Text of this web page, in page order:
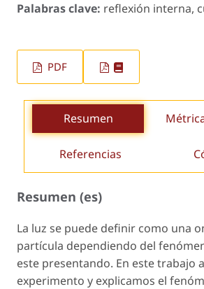
Palabras clave: reflexión interna,
PDF
Resumen
Referencias
Resumen (es)
La luz se puede definir como una
partícula dependiendo del
este presentando. En este trabajo
experimento y explicamos el